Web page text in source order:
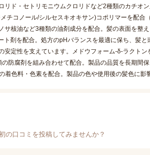
リド・セトリモニウムクロリドなど2種類のカチオ
チコノール/シルセスキオキサン)コポリマーを配
サ核油など3種類の油剤成分を配合。髪の表面を整
ト剤を配合。処方のpHバランスを最適に保ち、髪
安定性を支えています。メドウフォーム-δ-ラクト
防腐剤を組み合わせて配合。製品の品質を長期間
着色料・色素を配合。製品の色や使用後の髪色に影
の口コミを投稿してみませんか？